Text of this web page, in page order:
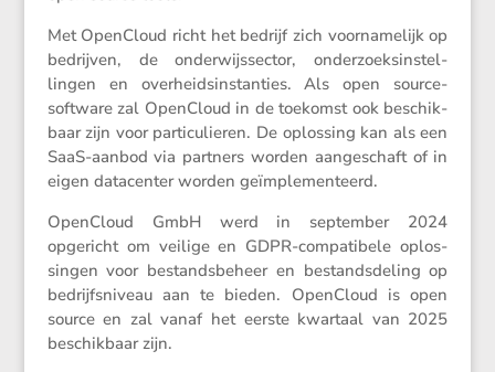
Met OpenCloud richt het bedrijf zich voorna­me­lijk op
bedrijven, de onder­wijs­sector, onder­zoeks­in­stel­
lingen en overheids­in­stan­ties. Als open source-
software zal OpenCloud in de toekomst ook beschik­
baar zijn voor parti­cu­lieren. De oplos­sing kan als een
SaaS-aanbod via partners worden aange­schaft of in
eigen datacenter worden geïmplementeerd.
OpenCloud GmbH werd in september 2024
opgericht om veilige en GDPR-compa­ti­bele oplos­
singen voor bestands­be­heer en bestands­de­ling op
bedrijfs­ni­veau aan te bieden. OpenCloud is open
source en zal vanaf het eerste kwartaal van 2025
beschik­baar zijn.